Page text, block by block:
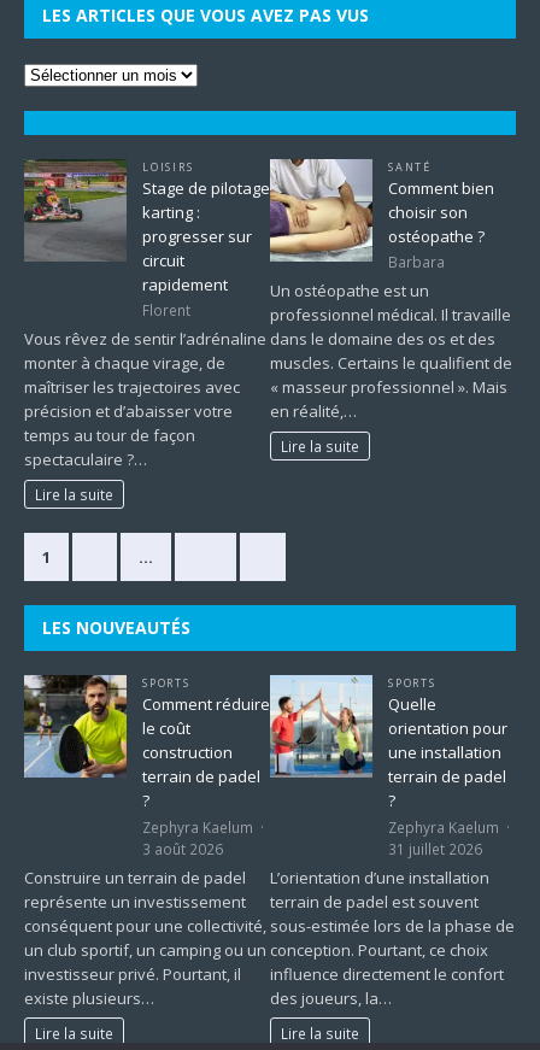
LES ARTICLES QUE VOUS AVEZ PAS VUS
LOISIRS
Stage de pilotage
karting :
progresser sur
circuit
rapidement
Florent
Vous rêvez de sentir l’adrénaline
monter à chaque virage, de
maîtriser les trajectoires avec
précision et d’abaisser votre
temps au tour de façon
spectaculaire ?…
Lire la suite
SANTÉ
Comment bien
choisir son
ostéopathe ?
Barbara
Un ostéopathe est un
professionnel médical. Il travaille
dans le domaine des os et des
muscles. Certains le qualifient de
« masseur professionnel ». Mais
en réalité,…
Lire la suite
1 …
LES NOUVEAUTÉS
SPORTS
Comment réduire
le coût
construction
terrain de padel
?
Zephyra Kaelum
3 août 2026
Construire un terrain de padel
représente un investissement
conséquent pour une collectivité,
un club sportif, un camping ou un
investisseur privé. Pourtant, il
existe plusieurs…
Lire la suite
SPORTS
Quelle
orientation pour
une installation
terrain de padel
?
Zephyra Kaelum
31 juillet 2026
L’orientation d’une installation
terrain de padel est souvent
sous-estimée lors de la phase de
conception. Pourtant, ce choix
influence directement le confort
des joueurs, la…
Lire la suite